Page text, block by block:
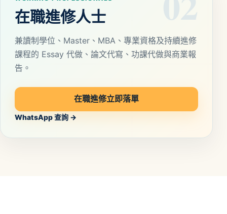
在職進修人士
兼讀制學位、Master、MBA、專業資格及持續進修
課程的 Essay 代做、論文代寫、功課代做與商業報
告。
在職進修立即落單
WhatsApp 查詢 →